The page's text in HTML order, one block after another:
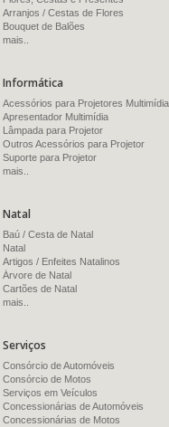
Arranjos / Cestas de Flores
Bouquet de Balões
mais..
Informática
Acessórios para Projetores Multimídia
Apresentador Multimídia
Lâmpada para Projetor
Outros Acessórios para Projetor
Suporte para Projetor
mais..
Natal
Baú / Cesta de Natal
Natal
Artigos / Enfeites Natalinos
Árvore de Natal
Cartões de Natal
mais..
Serviços
Consórcio de Automóveis
Consórcio de Motos
Serviços em Veículos
Concessionárias de Automóveis
Concessionárias de Motos